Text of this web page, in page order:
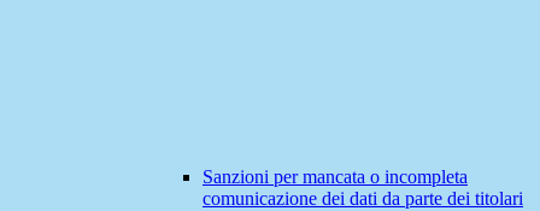
Sanzioni per mancata o incompleta
comunicazione dei dati da parte dei titolari